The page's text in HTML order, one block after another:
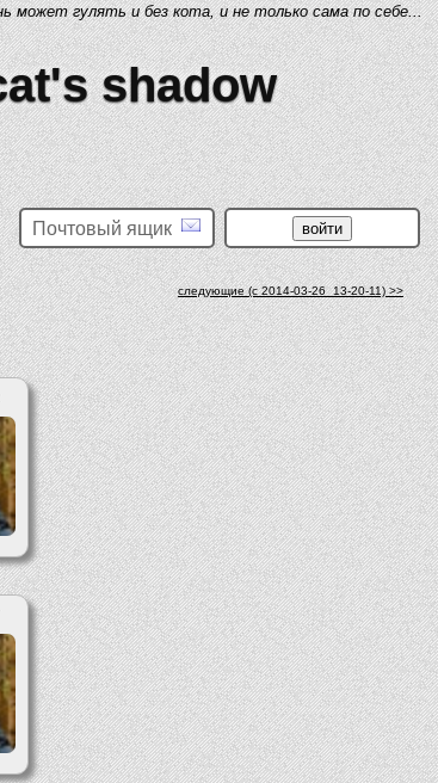
может гулять и без кота, и не только сама по себе...
shadow
Почтовый ящик
следующие (c 2014-03-26_13-20-11) >>